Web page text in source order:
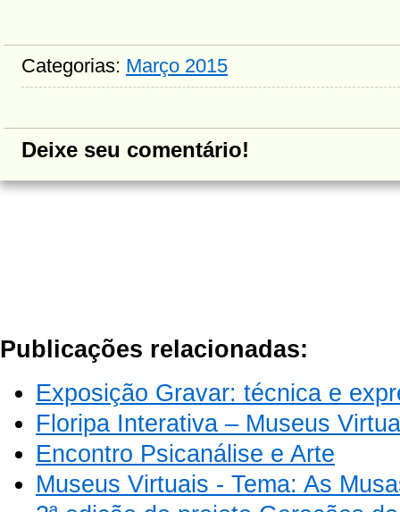
Categorias: Março 2015
Deixe seu comentário!
Publicações relacionadas:
Exposição Gravar: técnica e
Floripa Interativa – Museus
Encontro Psicanálise e Arte
Museus Virtuais - Tema: As